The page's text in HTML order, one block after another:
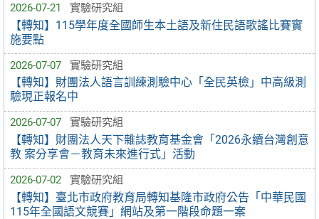
2026-07-21 實驗研究組
【轉知】115學年度全國師生本土語及新住民語歌謠比賽實
施要點
2026-07-07 實驗研究組
【轉知】財團法人語言訓練測驗中心「全民英檢」中高級測
驗現正報名中
2026-07-07 實驗研究組
【轉知】財團法人天下雜誌教育基金會「2026永續台灣創意
教 案分享會－教育未來進行式」活動
2026-07-02 實驗研究組
【轉知】臺北市政府教育局轉知基隆市政府公告「中華民國
115年全國語文競賽」網站及第一階段命題一案